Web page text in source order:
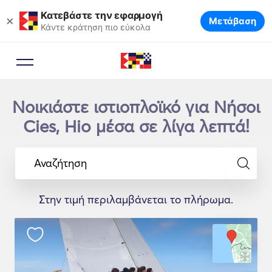
× Κατεβάστε την εφαρμογή
Κάντε κράτηση πιο εύκολα Μετάβαση
Νοικιάστε ιστιοπλοϊκό για Νήσοι
Cies, Hio μέσα σε λίγα λεπτά!
Αναζήτηση
Στην τιμή περιλαμβάνεται το πλήρωμα.